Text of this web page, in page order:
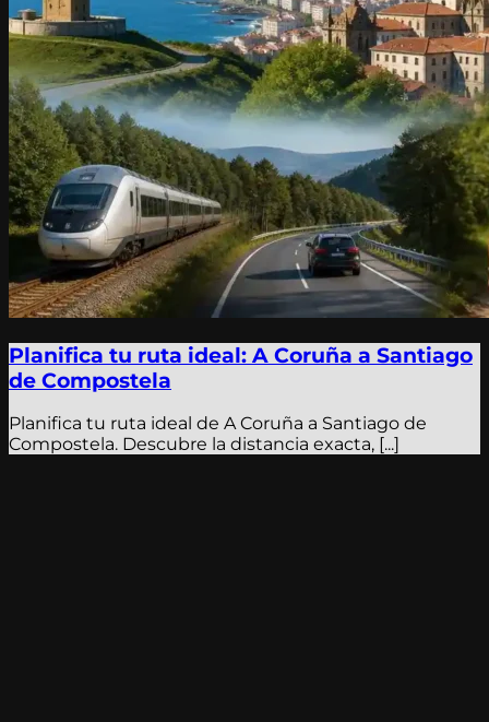
Planifica tu ruta ideal: A Coruña a Santiago
de Compostela
Planifica tu ruta ideal de A Coruña a Santiago de
Compostela. Descubre la distancia exacta, [...]